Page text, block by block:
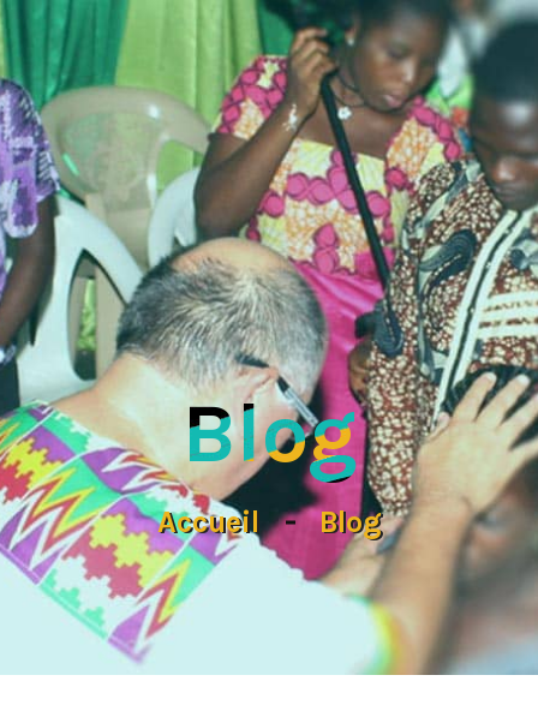
Blog
Accueil Blog